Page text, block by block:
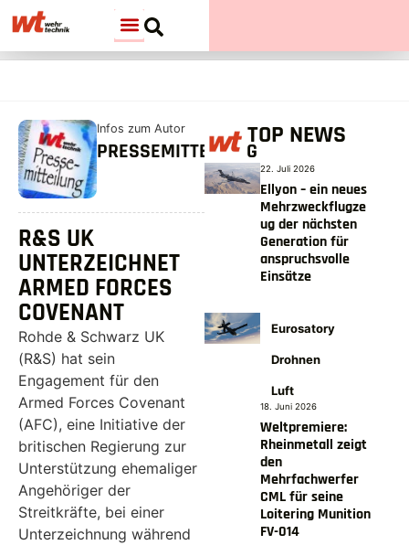
Infos zum Autor
PRESSEMITTEILUNG
R&S UK
UNTERZEICHNET
ARMED FORCES
COVENANT
Rohde & Schwarz UK
(R&S) hat sein
Engagement für den
Armed Forces Covenant
(AFC), eine Initiative der
britischen Regierung zur
Unterstützung ehemaliger
Angehöriger der
Streitkräfte, bei einer
Unterzeichnung während
TOP NEWS
22. Juli 2026
Ellyon – ein neues
Mehrzweckflugze
ug der nächsten
Generation für
anspruchsvolle
Einsätze
Eurosatory
Drohnen
Luft
18. Juni 2026
Weltpremiere:
Rheinmetall zeigt
den
Mehrfachwerfer
CML für seine
Loitering Munition
FV-014